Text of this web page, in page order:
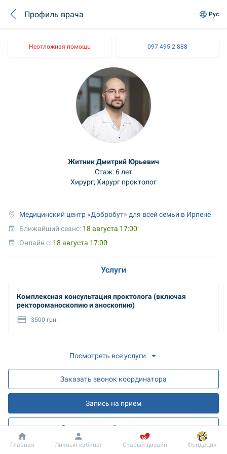
Профиль врача Рус
Неотложная помощь 097 495 2 888
Житник Дмитрий Юрьевич
Стаж: 6 лет
Хирург; Хирург проктолог
Медицинский центр «Добробут» для всей семьи в Ирпене
Ближайший сеанс: 18 августа 17:00
Онлайн с: 18 августа 17:00
Услуги
Комплексная консультация проктолога (включая
ректороманоскопию и аноскопию)
3500 грн.
Посмотреть все услуги
Заказать звонок координатора
Запись на прием
Запись на онлайн разъяснения
Добробут Информация Пациенту
Главная Личный кабинет Старый дизайн Фондация